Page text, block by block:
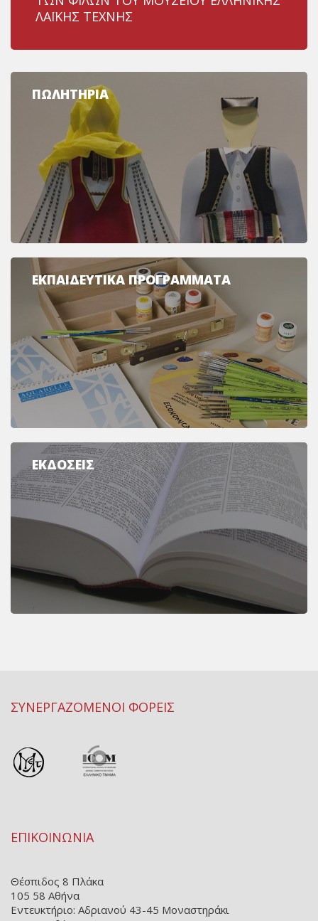
ΛΑΪΚΗΣ ΤΕΧΝΗΣ
ΠΩΛΗΤΗΡΙΑ
ΕΚΠΑΙΔΕΥΤΙΚΑ ΠΡΟΓΡΑΜΜΑΤΑ
ΕΚΔΟΣΕΙΣ
ΣΥΝΕΡΓΑΖΟΜΕΝΟΙ ΦΟΡΕΙΣ
ΕΠΙΚΟΙΝΩΝΙΑ
Θέσπιδος 8 Πλάκα
105 58 Αθήνα
Εντευκτήριο: Αδριανού 43-45 Μοναστηράκι